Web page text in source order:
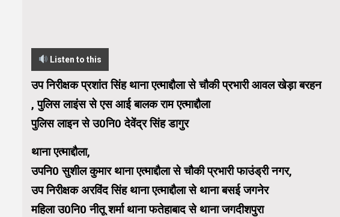
Listen to this
उप निरीक्षक प्रशांत सिंह थाना एत्माद्दौला से चौकी प्रभारी आवल खेड़ा बरहन
, पुलिस लाइंस से एस आई बालक राम एत्माद्दौला
पुलिस लाइन से उ0नि0 देवेंद्र सिंह डागुर
थाना एत्माद्दौला,
उपनि0 सुशील कुमार थाना एत्माद्दौला से चौकी प्रभारी फाउंड्री नगर,
उप निरीक्षक अरविंद सिंह थाना एत्माद्दौला से थाना बसई जगनेर
महिला उ0नि0 नीतू शर्मा थाना फतेहाबाद से थाना जगदीशपुरा